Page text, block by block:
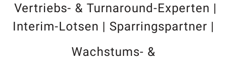
Vertriebs- & Turnaround-Experten |
Interim-Lotsen | Sparringspartner |
Wachstums- &